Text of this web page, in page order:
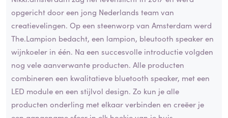
opgericht door een jong Nederlands team van
creatievelingen. Op een steenworp van Amsterdam werd
The.Lampion bedacht, een lampion, bleutooth speaker en
wijnkoeler in één. Na een succesvolle introductie volgden
nog vele aanverwante producten. Alle producten
combineren een kwalitatieve bluetooth speaker, met een
LED module en een stijlvol design. Zo kun je alle
producten onderling met elkaar verbinden en creëer je